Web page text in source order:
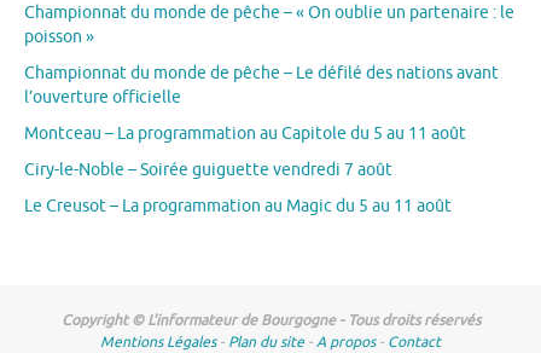
Championnat du monde de pêche – « On oublie un partenaire : le
poisson »
Championnat du monde de pêche – Le défilé des nations avant
l’ouverture officielle
Montceau – La programmation au Capitole du 5 au 11 août
Ciry-le-Noble – Soirée guiguette vendredi 7 août
Le Creusot – La programmation au Magic du 5 au 11 août
Copyright © L'informateur de Bourgogne - Tous droits réservés
Mentions Légales- Plan du site -A propos- Contact